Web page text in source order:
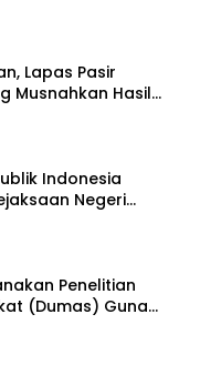
Lapas Pasir
Musnahkan Hasil
Indonesia
Negeri
Alvin Lim ke
Penelitian
(Dumas) Guna
Personil Polri